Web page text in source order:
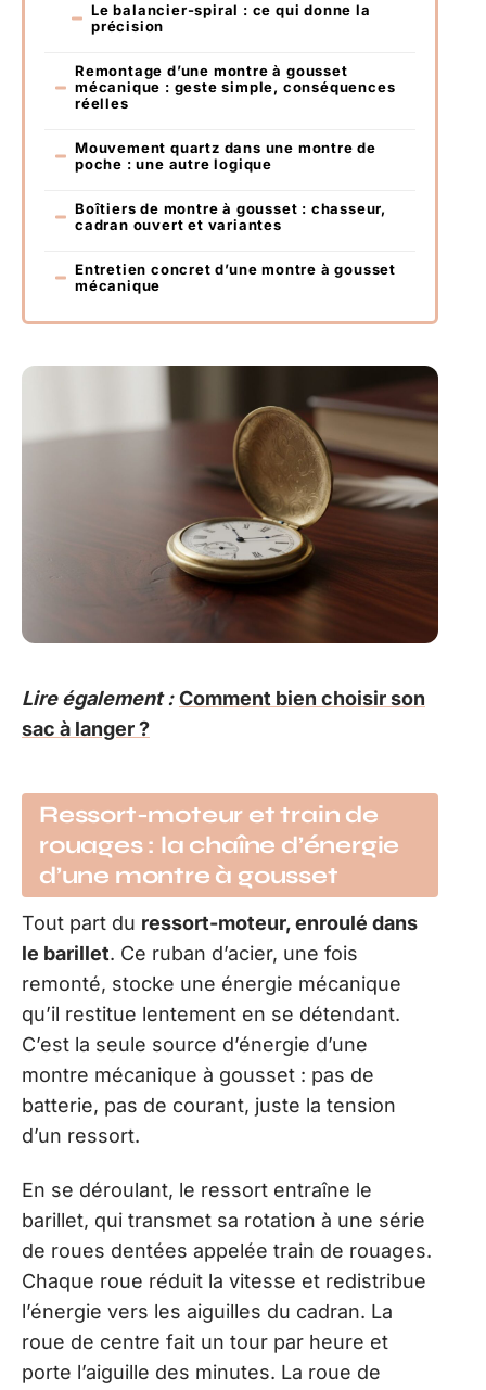
Le balancier-spiral : ce qui donne la
précision
Remontage d’une montre à gousset
mécanique : geste simple, conséquences
réelles
Mouvement quartz dans une montre de
poche : une autre logique
Boîtiers de montre à gousset : chasseur,
cadran ouvert et variantes
Entretien concret d’une montre à gousset
mécanique
Lire également : Comment bien choisir son
sac à langer ?
Ressort-moteur et train de
rouages : la chaîne d’énergie
d’une montre à gousset
Tout part du ressort-moteur, enroulé dans
le barillet. Ce ruban d’acier, une fois
remonté, stocke une énergie mécanique
qu’il restitue lentement en se détendant.
C’est la seule source d’énergie d’une
montre mécanique à gousset : pas de
batterie, pas de courant, juste la tension
d’un ressort.
En se déroulant, le ressort entraîne le
barillet, qui transmet sa rotation à une série
de roues dentées appelée train de rouages.
Chaque roue réduit la vitesse et redistribue
l’énergie vers les aiguilles du cadran. La
roue de centre fait un tour par heure et
porte l’aiguille des minutes. La roue de